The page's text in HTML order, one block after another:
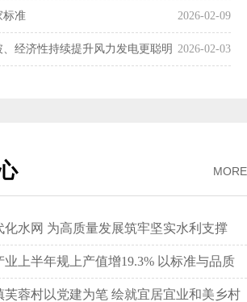
2026-02-09
标准
2026-02-03
、经济性持续提升风力发电更聪明
MORE
化水网 为高质量发展筑牢坚实水利支撑‌
上半年规上产值增19.3% 以标准与品质
芙蓉村以党建为笔 绘就宜居宜业和美乡村